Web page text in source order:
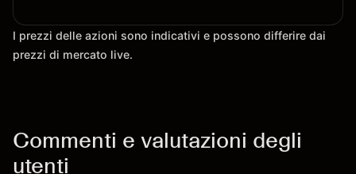
I prezzi delle azioni sono indicativi e possono differire dai
prezzi di mercato live.
Commenti e valutazioni degli
utenti